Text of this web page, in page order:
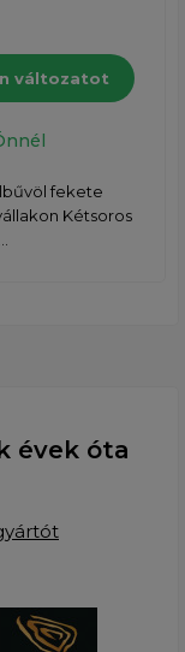
változatot
fekete
Kétsoros
évek óta